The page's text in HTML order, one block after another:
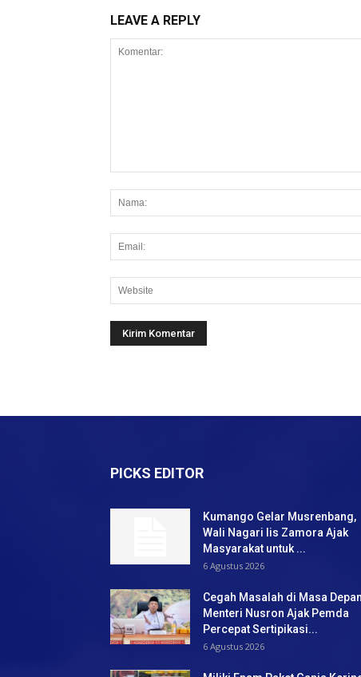
LEAVE A REPLY
PICKS EDITOR
Kumango Gelar Musrenbang,
Wali Nagari Iis Zamora Ajak
Masyarakat untuk ...
6 Agustus 2026
Cegah Masalah di Masa
Menteri Nusron Ajak Pemda
Percepat Sertipikasi...
6 Agustus 2026